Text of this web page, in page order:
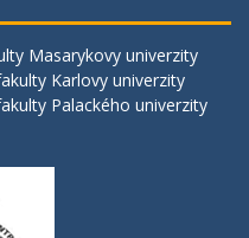
Masarykovy univerzity
Karlovy univerzity
Palackého univerzity